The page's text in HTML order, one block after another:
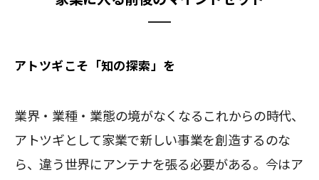
アトツギこそ「知の探索」を
業界・業種・業態の境がなくなるこれからの時代、
アトツギとして家業で新しい事業を創造するのな
ら、違う世界にアンテナを張る必要がある。今はア